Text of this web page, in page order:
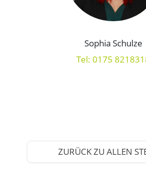
Sophia Schulze
Tel: 0175
ZURÜCK ZU ALLEN